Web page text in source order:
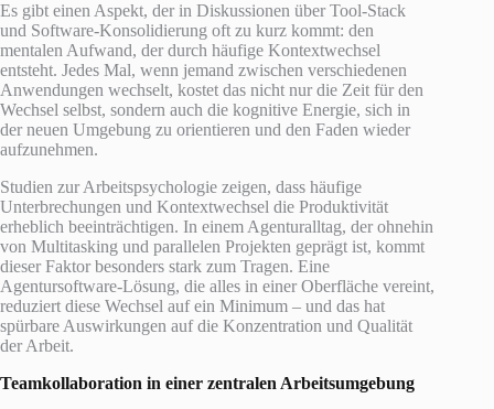
Es gibt einen Aspekt, der in Diskussionen über Tool-Stack
und Software-Konsolidierung oft zu kurz kommt: den
mentalen Aufwand, der durch häufige Kontextwechsel
entsteht. Jedes Mal, wenn jemand zwischen verschiedenen
Anwendungen wechselt, kostet das nicht nur die Zeit für den
Wechsel selbst, sondern auch die kognitive Energie, sich in
der neuen Umgebung zu orientieren und den Faden wieder
aufzunehmen.
Studien zur Arbeitspsychologie zeigen, dass häufige
Unterbrechungen und Kontextwechsel die Produktivität
erheblich beeinträchtigen. In einem Agenturalltag, der ohnehin
von Multitasking und parallelen Projekten geprägt ist, kommt
dieser Faktor besonders stark zum Tragen. Eine
Agentursoftware-Lösung, die alles in einer Oberfläche vereint,
reduziert diese Wechsel auf ein Minimum – und das hat
spürbare Auswirkungen auf die Konzentration und Qualität
der Arbeit.
Teamkollaboration in einer zentralen Arbeitsumgebung